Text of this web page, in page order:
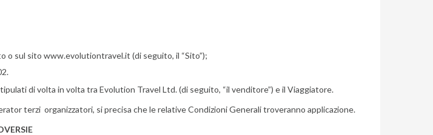
o sul sito www.evolutiontravel.it (di seguito, il “Sito”);
di volta in volta tra Evolution Travel Ltd. (di seguito, “il venditore”) e il Viaggiatore.
terzi organizzatori, si precisa che le relative Condizioni Generali troveranno applicazione.